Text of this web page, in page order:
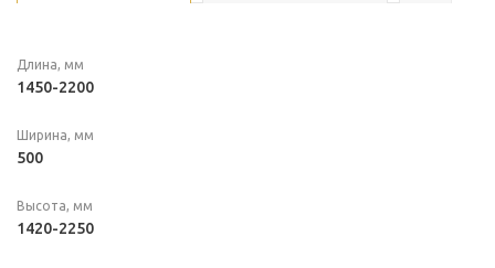
Длина, мм
1450-2200
Ширина, мм
500
Высота, мм
1420-2250